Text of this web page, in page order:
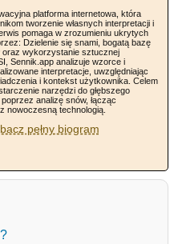
platforma internetowa, która
tworzenie własnych interpretacji i
pomaga w zrozumieniu ukrytych
Dzielenie się snami, bogatą bazę
oraz wykorzystanie sztucznej
Sennik.app analizuje wzorce i
interpretacje, uwzględniając
i kontekst użytkownika. Celem
narzędzi do głębszego
analizę snów, łącząc
nowoczesną technologią.
pełny biogram